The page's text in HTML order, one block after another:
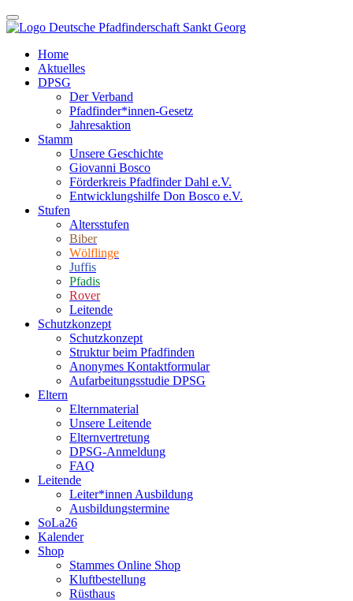
Home
Aktuelles
DPSG
Der Verband
Pfadfinder*innen-Gesetz
Jahresaktion
Stamm
Unsere Geschichte
Giovanni Bosco
Förderkreis Pfadfinder Dahl e.V.
Entwicklungshilfe Don Bosco e.V.
Stufen
Altersstufen
Biber
Wölflinge
Juffis
Pfadis
Rover
Leitende
Schutzkonzept
Schutzkonzept
Struktur beim Pfadfinden
Anonymes Kontaktformular
Aufarbeitungsstudie DPSG
Eltern
Elternmaterial
Unsere Leitende
Elternvertretung
DPSG-Anmeldung
FAQ
Leitende
Leiter*innen Ausbildung
Ausbildungstermine
SoLa26
Kalender
Shop
Stammes Online Shop
Kluftbestellung
Rüsthaus